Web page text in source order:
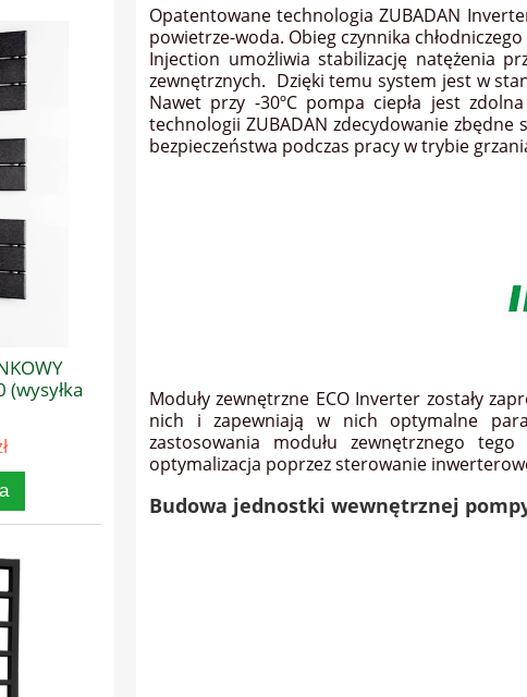
(wysyłka
Opatentowane technologia ZUBADAN
powietrze-woda. Obieg czynnika
Injection umożliwia stabilizację natężenia
zewnętrznych. Dzięki temu system jest w
Nawet przy -30ºC pompa ciepła jest
technologii ZUBADAN zdecydowanie
bezpieczeństwa podczas pracy w trybie
Moduły zewnętrzne ECO Inverter zostały
nich i zapewniają w nich optymalne
zastosowania modułu zewnętrznego
optymalizacja poprzez sterowanie
Budowa jednostki wewnętrznej